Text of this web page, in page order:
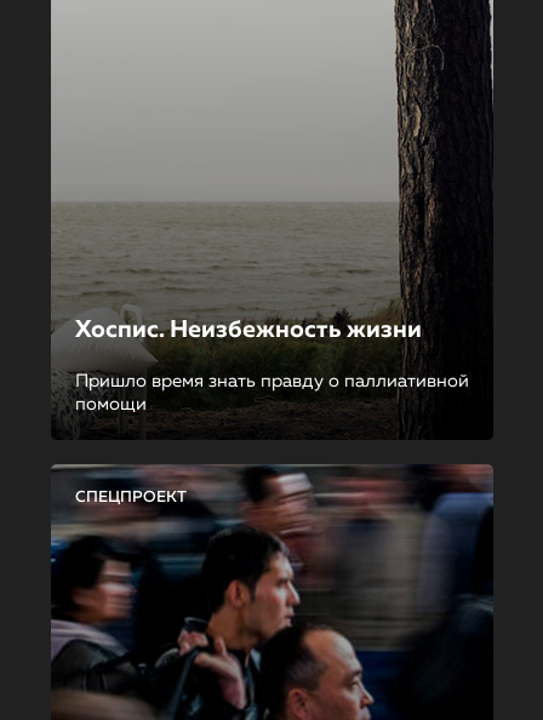
Хоспис. Неизбежность жизни
Пришло время знать правду о паллиативной
помощи
СПЕЦПРОЕКТ